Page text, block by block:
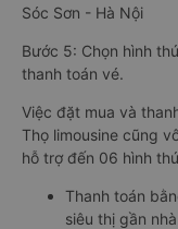
Sóc Sơn - Hà Nội
Bước 5: Chọn hình
thanh toán vé.
Việc đặt mua và
Thọ limousine cũng
hỗ trợ đến 06 hình
Thanh toán
siêu thị gần